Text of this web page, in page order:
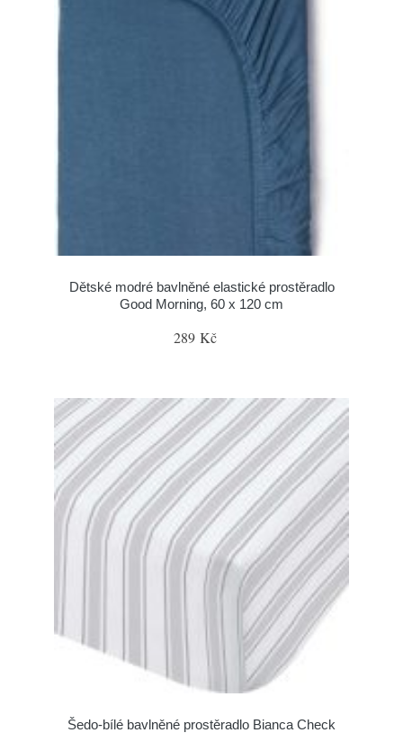
Dětské modré bavlněné elastické prostěradlo
Good Morning, 60 x 120 cm
289 Kč
Šedo-bílé bavlněné prostěradlo Bianca Check